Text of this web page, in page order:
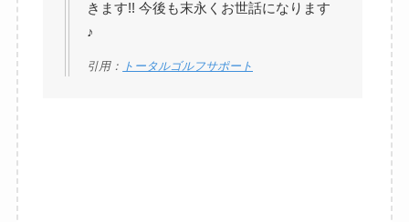
きます!! 今後も末永くお世話になります
♪
引用： トータルゴルフサポート